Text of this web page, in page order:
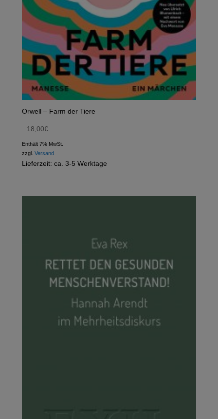
Orwell – Farm der Tiere
18,00€
Enthält 7% MwSt.
zzgl. Versand
Lieferzeit: ca. 3-5 Werktage